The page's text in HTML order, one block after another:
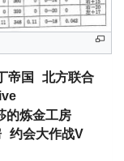
帝国
北方联合
的炼金工房
约会大作战V